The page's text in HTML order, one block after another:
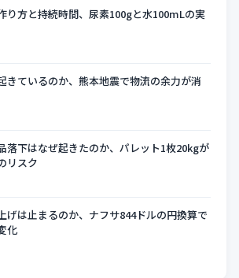
り方と持続時間、尿素100gと水100mLの実
きているのか、熊本地震で物流の余力が消
落下はなぜ起きたのか、パレット1枚20kgが
リスク
げは止まるのか、ナフサ844ドルの円換算で
化